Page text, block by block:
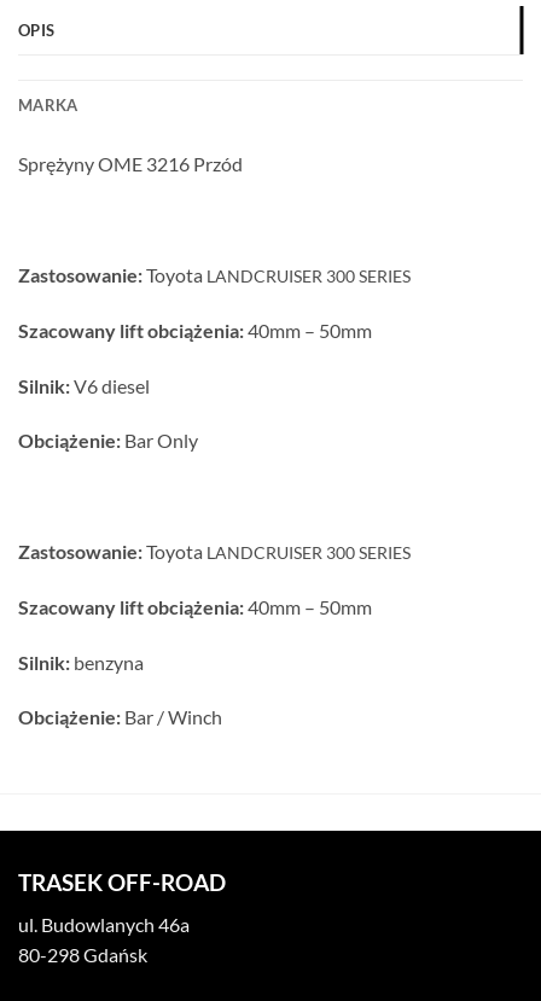
OPIS
MARKA
Sprężyny OME 3216 Przód
Zastosowanie:Toyota LANDCRUISER 300 SERIES
Szacowany lift obciążenia:40mm – 50mm
Silnik:V6 diesel
Obciążenie: Bar Only
Zastosowanie:Toyota LANDCRUISER 300 SERIES
Szacowany lift obciążenia:40mm – 50mm
Silnik: benzyna
Obciążenie: Bar / Winch
TRASEK OFF-ROAD
ul. Budowlanych 46a
80-298 Gdańsk